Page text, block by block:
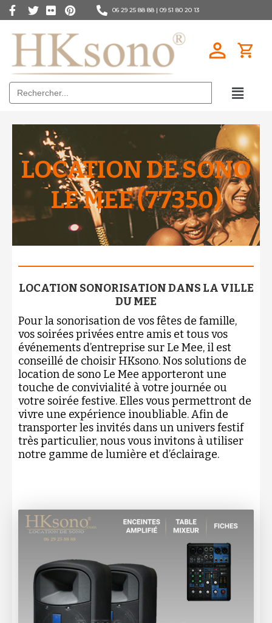
06 29 25 88 88 | 09 51 80 20 13
Search
for:
LOCATION DE SONO
LE MEE (77350)
LOCATION SONORISATION DANS LA VILLE
DU MEE
Pour la sonorisation de vos fêtes de famille,
vos soirées privées entre amis et tous vos
événements d’entreprise sur Le Mee, il est
conseillé de choisir HKsono. Nos solutions de
location de sono Le Mee apporteront une
touche de convivialité à votre journée ou
votre soirée festive. Elles vous permettront de
vivre une expérience inoubliable. Afin de
transporter les invités dans un univers festif
très particulier, nous vous invitons à utiliser
notre gamme de lumière et d’éclairage.